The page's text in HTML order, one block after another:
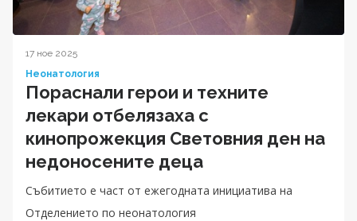
17 ное 2025
Неонатология
Пораснали герои и техните
лекари отбелязаха с
кинопрожекция Световния ден на
недоносените деца
Събитието е част от ежегодната инициатива на
Отделението по неонатология